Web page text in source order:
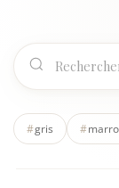
#gris #